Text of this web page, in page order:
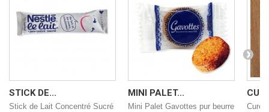
STICK DE...
Stick de Lait Concentré Sucré
MINI PALET...
Mini Palet Gavottes pur beurre
Cure